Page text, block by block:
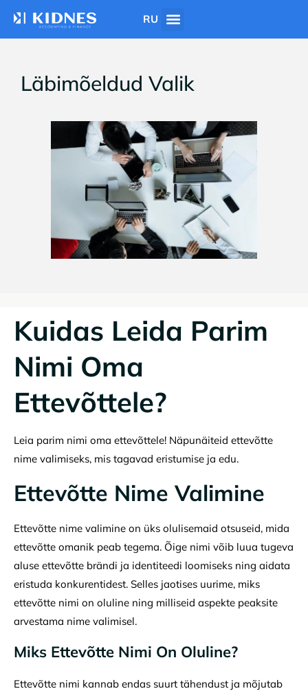
RU
Läbimõeldud Valik
Kuidas Leida Parim
Nimi Oma
Ettevõttele?
Leia parim nimi oma ettevõttele! Näpunäiteid ettevõtte
nime valimiseks, mis tagavad eristumise ja edu.
Ettevõtte Nime Valimine
Ettevõtte nime valimine on üks olulisemaid otsuseid, mida
ettevõtte omanik peab tegema. Õige nimi võib luua tugeva
aluse ettevõtte brändi ja identiteedi loomiseks ning aidata
eristuda konkurentidest. Selles jaotises uurime, miks
ettevõtte nimi on oluline ning milliseid aspekte peaksite
arvestama nime valimisel.
Miks Ettevõtte Nimi On Oluline?
Ettevõtte nimi kannab endas suurt tähendust ja mõjutab